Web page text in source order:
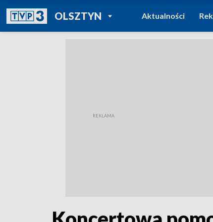
OLSZTYNPOWRÓT DO
TVP REGIONY
Aktualności